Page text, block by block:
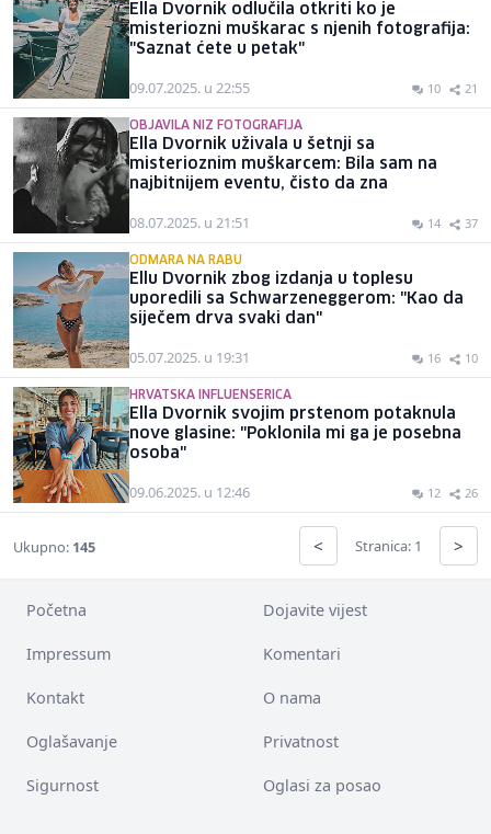
Ella Dvornik odlučila otkriti ko je
misteriozni muškarac s njenih fotografija:
"Saznat ćete u petak"
09.07.2025. u 22:55 10 21
OBJAVILA NIZ FOTOGRAFIJA
Ella Dvornik uživala u šetnji sa
misterioznim muškarcem: Bila sam na
najbitnijem eventu, čisto da zna
08.07.2025. u 21:51 14 37
ODMARA NA RABU
Ellu Dvornik zbog izdanja u toplesu
uporedili sa Schwarzeneggerom: "Kao da
siječem drva svaki dan"
05.07.2025. u 19:31 16 10
HRVATSKA INFLUENSERICA
Ella Dvornik svojim prstenom potaknula
nove glasine: "Poklonila mi ga je posebna
osoba"
09.06.2025. u 12:46 12 26
Ukupno: 145 < Stranica: 1 >
Početna Dojavite vijest
Impressum Komentari
Kontakt O nama
Oglašavanje Privatnost
Sigurnost Oglasi za posao